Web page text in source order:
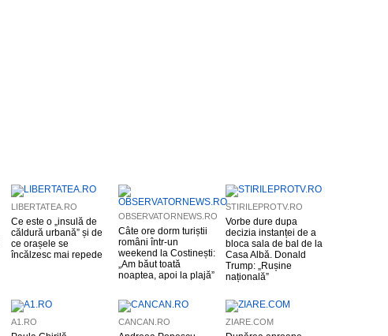
LIBERTATEA.RO
Ce este o „insulă de
căldură urbană” și de
ce orașele se
încălzesc mai repede
OBSERVATORNEWS.RO
Câte ore dorm turiștii
români într-un
weekend la Costinești:
„Am băut toată
noaptea, apoi la plajă”
STIRILEPROTV.RO
Vorbe dure dupa
decizia instanței de a
bloca sala de bal de la
Casa Albă. Donald
Trump: „Rușine
națională”
A1.RO CANCAN.RO ZIARE.COM